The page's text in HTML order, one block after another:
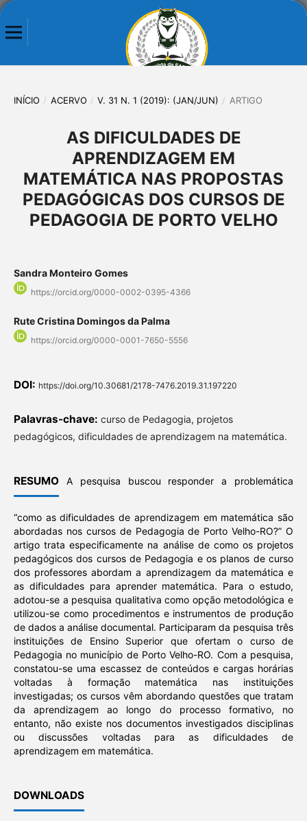
INÍCIO / ACERVO / V. 31 N. 1 (2019): (JAN/JUN) / ARTIGO
AS DIFICULDADES DE
APRENDIZAGEM EM
MATEMÁTICA NAS PROPOSTAS
PEDAGÓGICAS DOS CURSOS DE
PEDAGOGIA DE PORTO VELHO
Sandra Monteiro Gomes
https://orcid.org/0000-0002-0395-4366
Rute Cristina Domingos da Palma
https://orcid.org/0000-0001-7650-5556
DOI: https://doi.org/10.30681/2178-7476.2019.31.197220
Palavras-chave: curso de Pedagogia, projetos
pedagógicos, dificuldades de aprendizagem na matemática.
RESUMOA pesquisa buscou responder a problemática
“como as dificuldades de aprendizagem em matemática são
abordadas nos cursos de Pedagogia de Porto Velho-RO?” O
artigo trata especificamente na análise de como os projetos
pedagógicos dos cursos de Pedagogia e os planos de curso
dos professores abordam a aprendizagem da matemática e
as dificuldades para aprender matemática. Para o estudo,
adotou-se a pesquisa qualitativa como opção metodológica e
utilizou-se como procedimentos e instrumentos de produção
de dados a análise documental. Participaram da pesquisa três
instituições de Ensino Superior que ofertam o curso de
Pedagogia no município de Porto Velho-RO. Com a pesquisa,
constatou-se uma escassez de conteúdos e cargas horárias
voltadas à formação matemática nas instituições
investigadas; os cursos vêm abordando questões que tratam
da aprendizagem ao longo do processo formativo, no
entanto, não existe nos documentos investigados disciplinas
ou discussões voltadas para as dificuldades de
aprendizagem em matemática.
DOWNLOADS